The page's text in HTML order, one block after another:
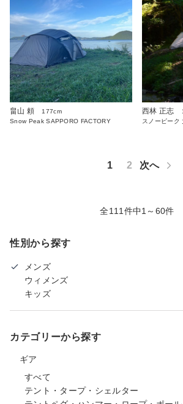
畠山 頼
177cm
Snow Peak SAPPORO FACTORY
西林 正志
スノーピーク
1 2 次へ
全111件中1～60件
性別から探す
メンズ
ウィメンズ
キッズ
カテゴリーから探す
ギア
すべて
テント・タープ・シェルター